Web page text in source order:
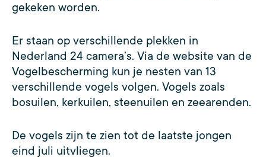
gekeken worden.
Er staan op verschillende plekken in
Nederland 24 camera’s. Via de website van de
Vogelbescherming kun je nesten van 13
verschillende vogels volgen. Vogels zoals
bosuilen, kerkuilen, steenuilen en zeearenden.
De vogels zijn te zien tot de laatste jongen
eind juli uitvliegen.